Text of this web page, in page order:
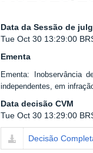
Data da Sessão de
Tue Oct 30 13:29:00
Ementa
Ementa: Inobservância
independentes, em
Data decisão CVM
Tue Oct 30 13:29:00
Decisão